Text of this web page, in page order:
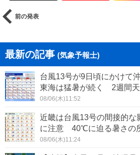
前の発表
最新の記事 (気象予報士)
台風13号が9日頃にかけて
東海は猛暑が続く 2週間天
08/06(木)11:52
近畿は台風13号の間接的
に注意 40℃に迫る暑さの
08/06(木)11:24